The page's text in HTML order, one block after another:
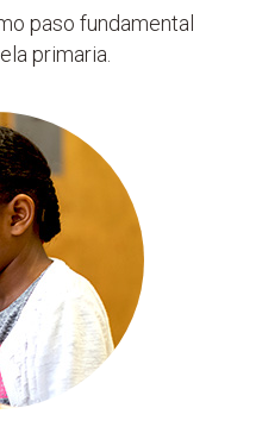
paso fundamental
primaria.